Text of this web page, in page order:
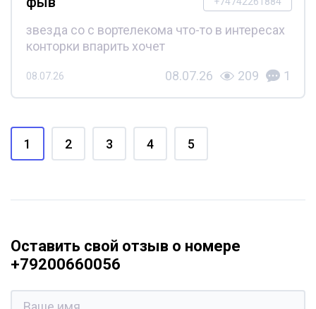
звезда со с вортелекома что-то в интересах
конторки впарить хочет
08.07.26 08.07.26 209 1
1 2 3 4 5
Оставить свой отзыв о номере
+79200660056